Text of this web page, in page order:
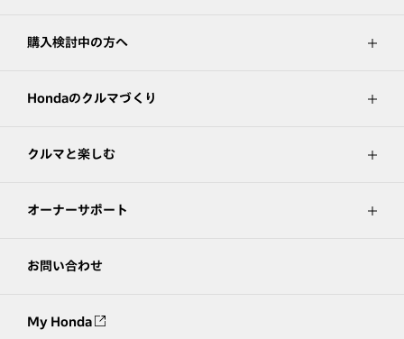
購入検討中の方へ
Hondaのクルマづくり
クルマと楽しむ
オーナーサポート
お問い合わせ
My Honda